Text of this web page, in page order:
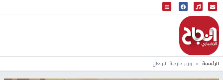
البث المباشر
إذاعة النجاح
الرئيسية وزير خارجية البرتغال